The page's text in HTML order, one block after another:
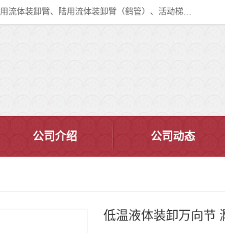
连云港华德石油化工机械有限公司（原连云港石油化工机械总厂），始创于1982年，是从事码头船用流体装卸臂、陆用流体装卸臂（鹤管）、活动梯、钢构平台、定量装车系统等全系列流体装卸设备的设计、制造、销售以及服务的专业供应商。
公司介绍 公司动态
低温液体装卸万向节